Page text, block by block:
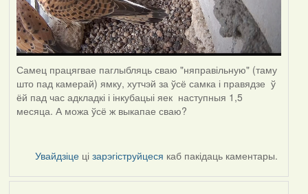
Самец працягвае паглыбляць сваю "няправільную" (таму
што пад камерай) ямку, хутчэй за ўсё самка і правядзе ў
ёй пад час адкладкі і інкубацыі яек наступныя 1,5
месяца. А можа ўсё ж выкапае сваю?
Увайдзіце цізарэгіструйцеся каб пакідаць каментары.